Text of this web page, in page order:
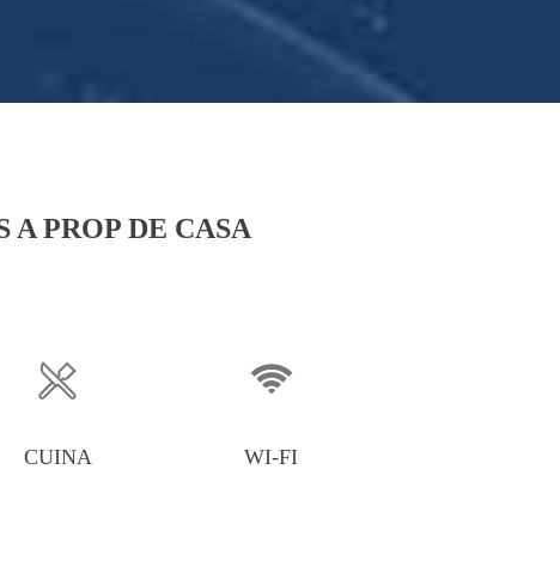
A PROP DE CASA
CUINA WI-FI